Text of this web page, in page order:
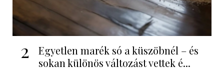
2
Egyetlen marék só a küszöbnél – és
sokan különös változást vettek é...